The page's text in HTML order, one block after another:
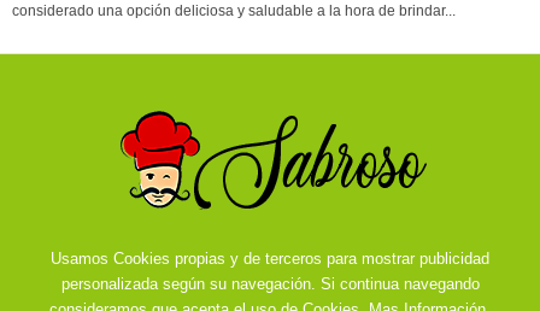
considerado una opción deliciosa y saludable a la hora de brindar...
Usamos Cookies propias y de terceros para mostrar publicidad
personalizada según su navegación. Si continua navegando